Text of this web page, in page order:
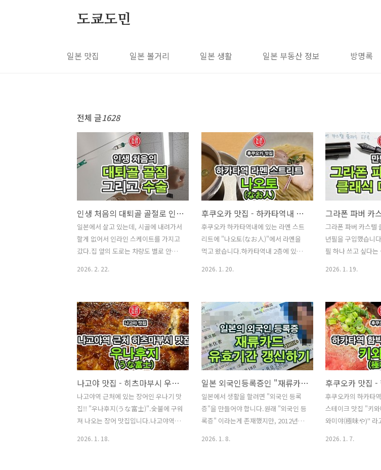
도쿄도민
일본 맛집 일본 볼거리 일본 생활 일본 부동산 정보 방명록
전체 글1628
인생 처음의 대퇴골 골절로 인한 수술 및 일본에서 한국 보험 청구!
일본에서 살고 있는데, 시골에 내려가서
할게 없어서 인라인 스케이트를 가지고
갔다.집 앞의 도로는 차량도 별로 안다
완전 초보자 수준으로 몸이 굳어 있었
다.천천히 탔다고 생각을 했는데, 넘어
지기도 살짝 넘어진거 같았는데, 넘어진
후 다리가 마음먹은대로 움직이지 않았
다.겨우 인라인 스케이트를 벗고 설려고
하니 다리에 힘이 들어가지 않았다.결국
은 움직이면 아파서 119 구급차를 불렀
다.처음으로 119 구급차에 타봤다.소방
대원분들이 아주 친절하게 잘 대해주셨
다.구급차를 탄 후에 다리외에는 다친곳
2026. 2. 22.
후쿠오카 맛집 - 하카타역내 라멘 스트리트의 "나오토(なお人)"
후쿠오카 하카타역내에 있는 라멘 스트
리트에 "나오토(なお人)"에서 라멘을
먹고 왔습니다.하카타역내 2층에 있는
오토(なお人)"."나오토(なお人)" 라멘
가게 외관입니다.주문은 키오스크에서
하면 되는데, 신용카드 결제의 경우는
키오스크가 아니고 직원에게 직접 말해
서 주문해야합니다.저는 노우코 토리파
이탄 츠케멘을 주문했습니다.1250엔
(약 1.2만원).(2025년 12월 기준 가격)
테이블석과 카운터석이 있는데 생각보
다 자리수는 많은 편인거 같습니다.조금
만 기다리면 금방 안내 받을 수 있을거
2026. 1. 20.
그라폰 파버 카스텔
년필을 구입했습니
필 하나 쓰고 싶다
게 되었네요.파버
"그라폰 파버 카스
른 분들의 블로그도
만년필 케이스안에
고 들었는데,저는
렇게 따로따로 오더
카스텔 케이스입니
는 목조 케이스로
를 열어보니 이렇게
명서에는 그라폰 파
2026. 1. 19.
나고야 맛집 - 히츠마부시 우나후지(うな富士)
나고야역 근처에 있는 장어인 우나기 맛
집!! "우나후지(うな富士)".숯불에 구워
져 나오는 장어 맛집입니다.나고야역에
2026. 1. 18.
일본 외국인등록증인 "재류카드" 유효기간 갱신하기
일본에서 생활을 할려면 "외국인 등록
증"을 만들어야 합니다.원래 "외국인 등
록증" 이라는게 존재했지만, 2012년에
2026. 1. 8.
후쿠오카의 하카타
스테이크 맛집 "키
와미야(極味や)" 라
2026. 1. 7.